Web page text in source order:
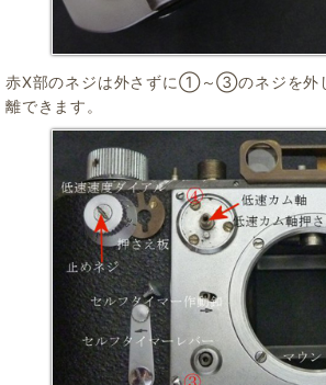
赤X部のネジは外さずに①～③のネジを外
離できます。